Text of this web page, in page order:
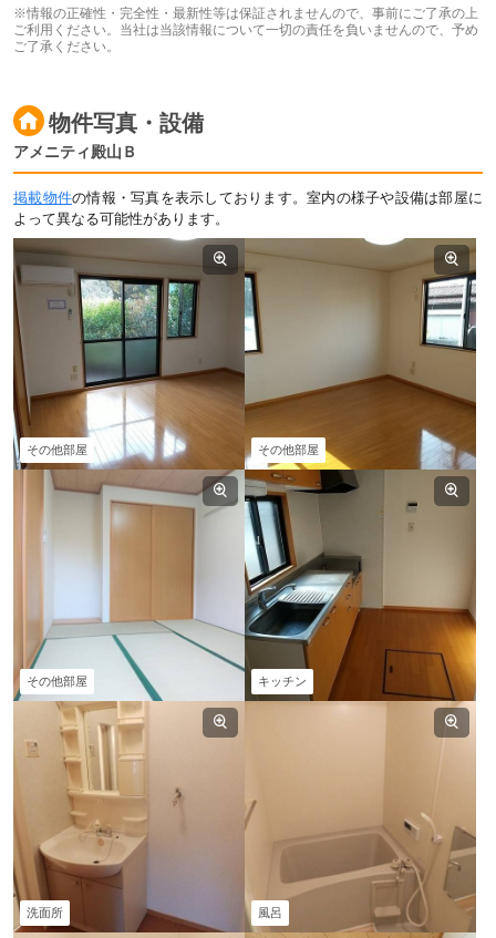
※情報の正確性・完全性・最新性等は保証されませんので、事前にご了承の上
ご利用ください。当社は当該情報について一切の責任を負いませんので、予め
ご了承ください。
物件写真・設備
アメニティ殿山Ｂ
掲載物件の情報・写真を表示しております。室内の様子や設備は部屋に
よって異なる可能性があります。
その他部屋 その他部屋
その他部屋 キッチン
洗面所 風呂